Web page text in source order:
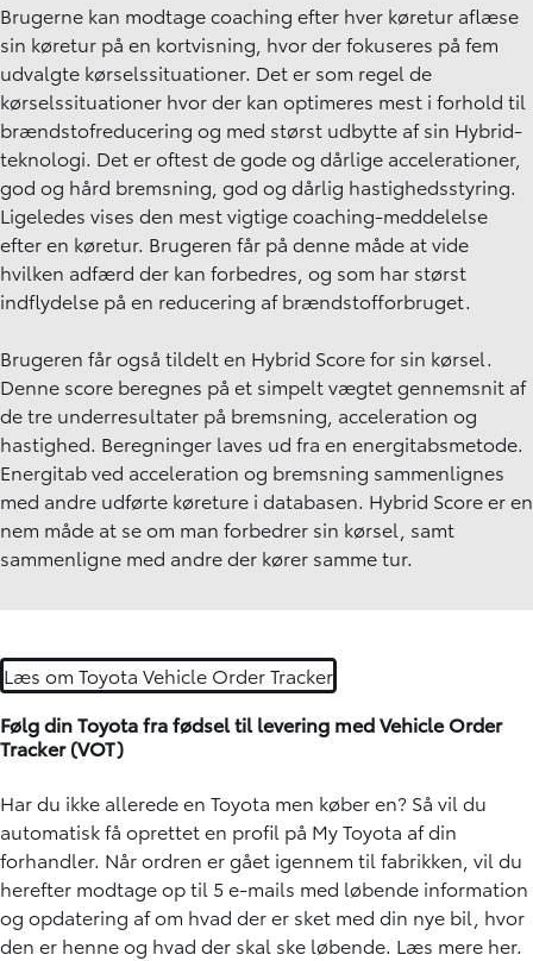
Brugerne kan modtage coaching efter hver køretur aflæse
sin køretur på en kortvisning, hvor der fokuseres på fem
udvalgte kørselssituationer. Det er som regel de
kørselssituationer hvor der kan optimeres mest i forhold til
brændstofreducering og med størst udbytte af sin Hybrid-
teknologi. Det er oftest de gode og dårlige accelerationer,
god og hård bremsning, god og dårlig hastighedsstyring.
Ligeledes vises den mest vigtige coaching-meddelelse
efter en køretur. Brugeren får på denne måde at vide
hvilken adfærd der kan forbedres, og som har størst
indflydelse på en reducering af brændstofforbruget.
Brugeren får også tildelt en Hybrid Score for sin kørsel.
Denne score beregnes på et simpelt vægtet gennemsnit af
de tre underresultater på bremsning, acceleration og
hastighed. Beregninger laves ud fra en energitabsmetode.
Energitab ved acceleration og bremsning sammenlignes
med andre udførte køreture i databasen. Hybrid Score er en
nem måde at se om man forbedrer sin kørsel, samt
sammenligne med andre der kører samme tur.
Læs om Toyota Vehicle Order Tracker
Følg din Toyota fra fødsel til levering med Vehicle Order
Tracker (VOT)
Har du ikke allerede en Toyota men køber en? Så vil du
automatisk få oprettet en profil på My Toyota af din
forhandler. Når ordren er gået igennem til fabrikken, vil du
herefter modtage op til 5 e-mails med løbende information
og opdatering af om hvad der er sket med din nye bil, hvor
den er henne og hvad der skal ske løbende. Læs mere her.